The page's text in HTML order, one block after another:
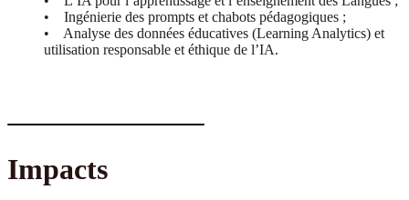
• Ingénierie des prompts et chabots pédagogiques ;
• Analyse des données éducatives (Learning Analytics) et
utilisation responsable et éthique de l’IA.
Impacts